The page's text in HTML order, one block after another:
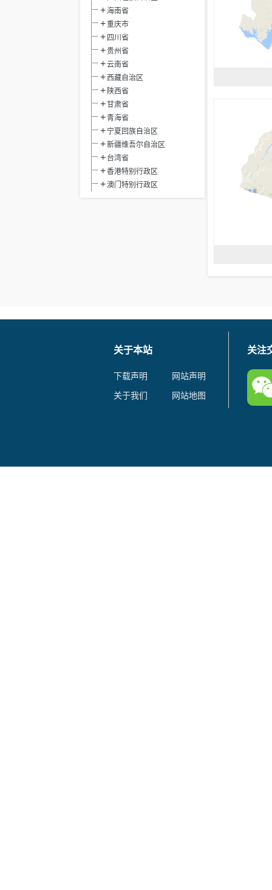
海南省
重庆市
四川省
贵州省
云南省
西藏自治区
陕西省
甘肃省
青海省
宁夏回族自治区
新疆维吾尔自治区
台湾省
香港特别行政区
澳门特别行政区
关于本站
下载声明
网站声明
关于我们
网站地图
关注